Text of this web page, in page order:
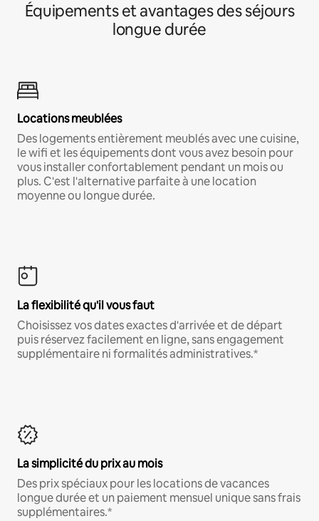
Équipements et avantages des séjours
longue durée
Locations meublées
Des logements entièrement meublés avec une cuisine,
le wifi et les équipements dont vous avez besoin pour
vous installer confortablement pendant un mois ou
plus. C'est l'alternative parfaite à une location
moyenne ou longue durée.
La flexibilité qu'il vous faut
Choisissez vos dates exactes d'arrivée et de départ
puis réservez facilement en ligne, sans engagement
supplémentaire ni formalités administratives.*
La simplicité du prix au mois
Des prix spéciaux pour les locations de vacances
longue durée et un paiement mensuel unique sans frais
supplémentaires.*